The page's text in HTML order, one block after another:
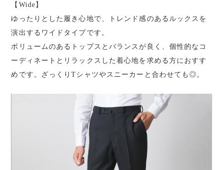
【Wide】
ゆったりとした履き心地で、トレンド感のあるルックスを
演出するワイドタイプです。
ボリュームのあるトップスとバランスが良く、個性的なコ
ーディネートとリラックスした着心地を求める方におすす
めです。ざっくりTシャツやスニーカーと合わせても◎。